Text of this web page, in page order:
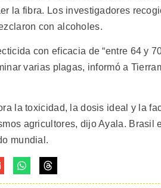
la fibra. Los investigadores
con alcoholes.
con eficacia de “entre 64 y
varias plagas, informó a
la toxicidad, la dosis ideal y la
agricultores, dijo Ayala. Brasil
mundial.